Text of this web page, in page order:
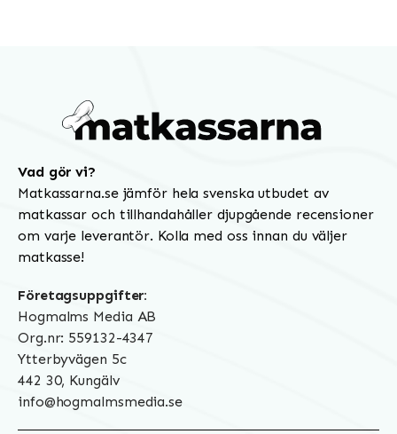
Vad gör vi?
Matkassarna.se jämför hela svenska utbudet av
matkassar och tillhandahåller djupgående recensioner
om varje leverantör. Kolla med oss innan du väljer
matkasse!
Företagsuppgifter:
Hogmalms Media AB
Org.nr: 559132-4347
Ytterbyvägen 5c
442 30, Kungälv
info@hogmalmsmedia.se